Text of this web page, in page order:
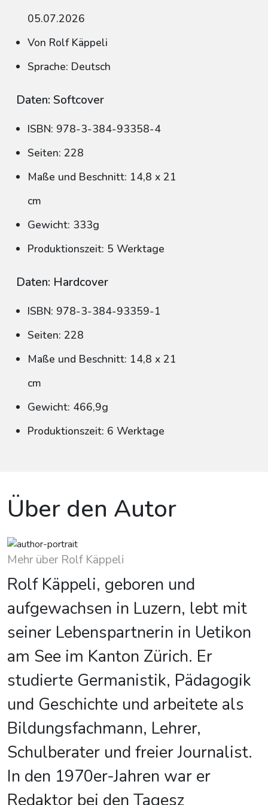
05.07.2026
Von Rolf Käppeli
Sprache: Deutsch
Daten: Softcover
ISBN: 978-3-384-93358-4
Seiten: 228
Maße und Beschnitt: 14,8 x 21
cm
Gewicht: 333g
Produktionszeit: 5 Werktage
Daten: Hardcover
ISBN: 978-3-384-93359-1
Seiten: 228
Maße und Beschnitt: 14,8 x 21
cm
Gewicht: 466,9g
Produktionszeit: 6 Werktage
Über den Autor
Mehr über Rolf Käppeli
Rolf Käppeli, geboren und
aufgewachsen in Luzern, lebt mit
seiner Lebenspartnerin in Uetikon
am See im Kanton Zürich. Er
studierte Germanistik, Pädagogik
und Geschichte und arbeitete als
Bildungsfachmann, Lehrer,
Schulberater und freier Journalist.
In den 1970er-Jahren war er